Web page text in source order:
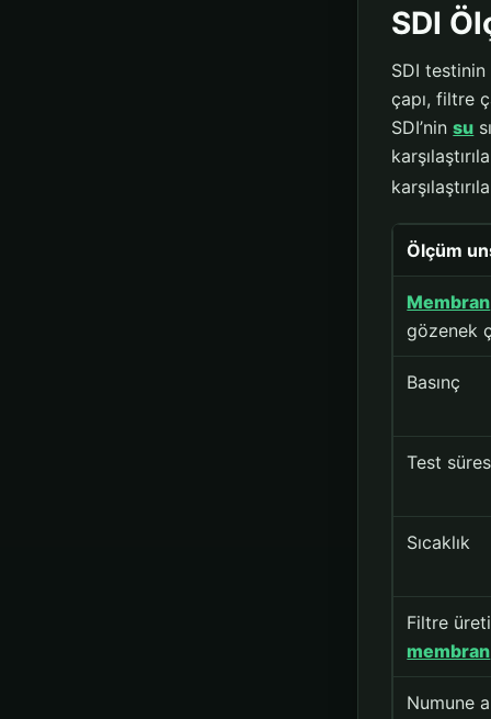
SDI
SDI testinin
çapı, filtre
SDI’ninsu
Ölçüm
Membran
gözenek
Basınç
Test
Sıcaklık
Filtre
membran
Numune